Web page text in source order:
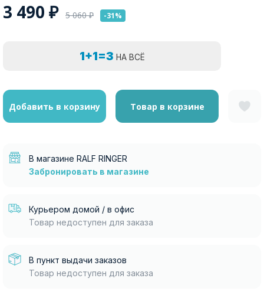
3 490 ₽ 5 060₽ -31%
1+1=3 НА ВСЁ
Добавить в корзину Товар в корзине
В магазине RALF RINGER
Забронировать в магазине
Курьером домой / в офис
Товар недоступен для заказа
В пункт выдачи заказов
Товар недоступен для заказа